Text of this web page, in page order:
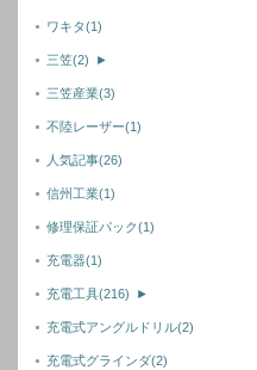
ワキタ(1)
三笠(2) ►
三笠産業(3)
不陸レーザー(1)
人気記事(26)
信州工業(1)
修理保証パック(1)
充電器(1)
充電工具(216) ►
充電式アングルドリル(2)
充電式グラインダ(2)